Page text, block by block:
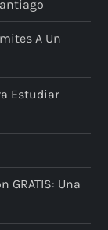
A Un
Estudiar
GRATIS: Una